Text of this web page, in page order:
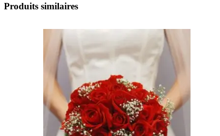
Produits similaires